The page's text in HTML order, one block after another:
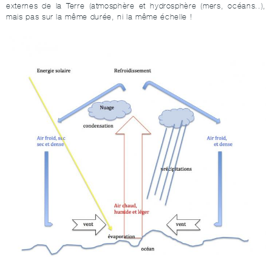
externes de la Terre (atmosphère et hydrosphère (mers, océans..),
mais pas sur la même durée, ni la même échelle !